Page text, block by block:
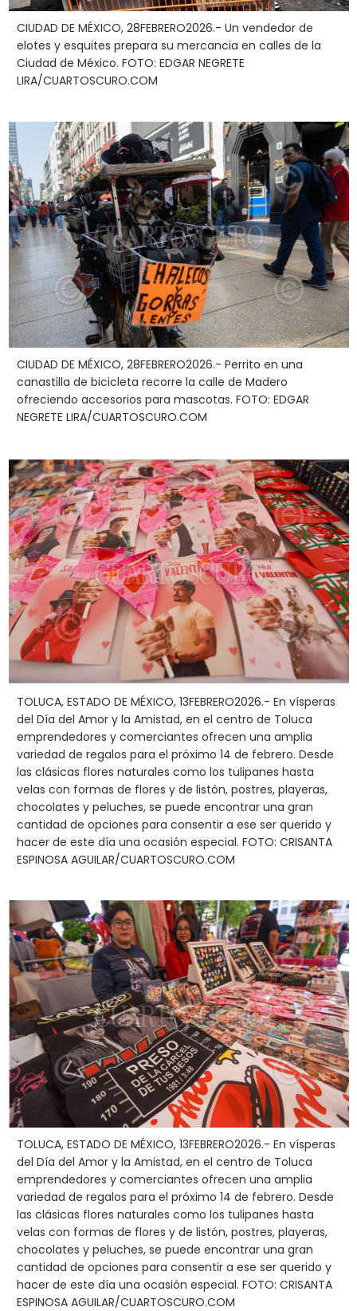
CIUDAD DE MÉXICO, 28FEBRERO2026.- Un vendedor de
elotes y esquites prepara su mercancia en calles de la
Ciudad de México. FOTO: EDGAR NEGRETE
LIRA/CUARTOSCURO.COM
CIUDAD DE MÉXICO, 28FEBRERO2026.- Perrito en una
canastilla de bicicleta recorre la calle de Madero
ofreciendo accesorios para mascotas. FOTO: EDGAR
NEGRETE LIRA/CUARTOSCURO.COM
TOLUCA, ESTADO DE MÉXICO, 13FEBRERO2026.- En vísperas
del Día del Amor y la Amistad, en el centro de Toluca
emprendedores y comerciantes ofrecen una amplia
variedad de regalos para el próximo 14 de febrero. Desde
las clásicas flores naturales como los tulipanes hasta
velas con formas de flores y de listón, postres, playeras,
chocolates y peluches, se puede encontrar una gran
cantidad de opciones para consentir a ese ser querido y
hacer de este día una ocasión especial. FOTO: CRISANTA
ESPINOSA AGUILAR/CUARTOSCURO.COM
TOLUCA, ESTADO DE MÉXICO, 13FEBRERO2026.- En vísperas
del Día del Amor y la Amistad, en el centro de Toluca
emprendedores y comerciantes ofrecen una amplia
variedad de regalos para el próximo 14 de febrero. Desde
las clásicas flores naturales como los tulipanes hasta
velas con formas de flores y de listón, postres, playeras,
chocolates y peluches, se puede encontrar una gran
cantidad de opciones para consentir a ese ser querido y
hacer de este día una ocasión especial. FOTO: CRISANTA
ESPINOSA AGUILAR/CUARTOSCURO.COM